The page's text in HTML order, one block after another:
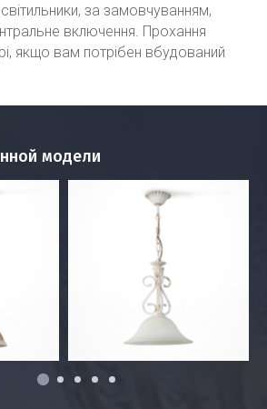
світильники, за замовчуванням,
включення. Прохання
якщо вам потрібен вбудований
модели
1 2 3 4 5